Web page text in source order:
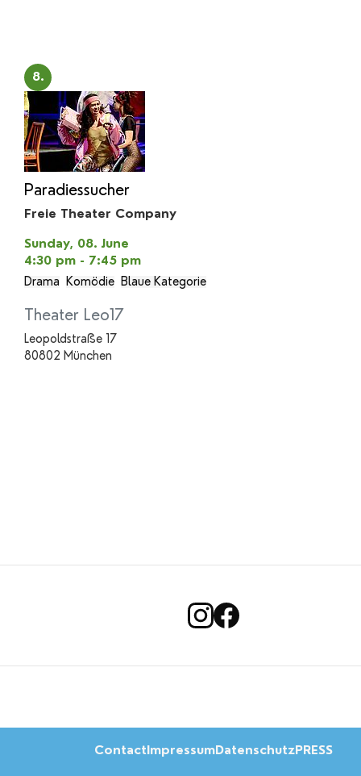
8.
Paradiessucher
Freie Theater Company
Sunday, 08. June
4:30 pm - 7:45 pm
Drama
Komödie Blaue Kategorie
Theater Leo17
Leopoldstraße 17
80802 München
ContactImpressumDatenschutzPRESS